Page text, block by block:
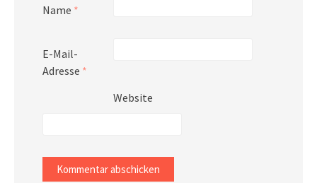
Name *
E-Mail-
Adresse *
Website